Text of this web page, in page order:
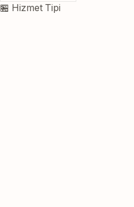
🏪 Hizmet Tipi